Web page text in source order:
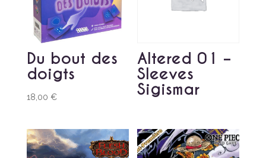
Du bout des
doigts
18,00 €
Altered 01 –
Sleeves
Sigismar